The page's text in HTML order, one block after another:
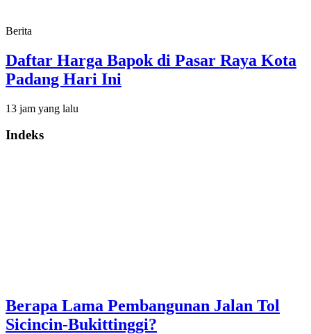
Berita
Daftar Harga Bapok di Pasar Raya Kota
Padang Hari Ini
13 jam yang lalu
Indeks
Berapa Lama Pembangunan Jalan Tol
Sicincin-Bukittinggi?